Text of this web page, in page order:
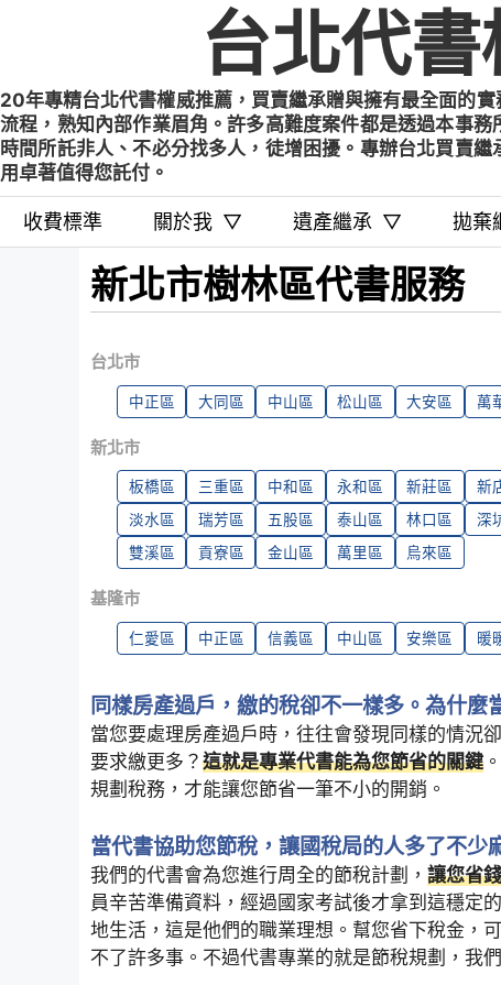
台北代
20年專精台北代書權威推薦，買賣繼承贈與擁有最全面的
流程，熟知內部作業眉角。許多高難度案件都是透過本事
時間所託非人、不必分找多人，徒增困擾。專辦台北買賣
用卓著值得您託付。
收費標準 關於我 ▽ 遺產繼承 ▽ 拋棄
新北市樹林區代書服務
台北市
中正區 大同區 中山區 松山區 大安區 萬
新北市
板橋區 三重區 中和區 永和區 新莊區 新
淡水區
瑞芳區 五股區 泰山區 林口區 深
雙溪區
貢寮區 金山區 萬里區 烏來區
基隆市
仁愛區 中正區 信義區 中山區 安樂區 暖
同樣房產過戶，繳的稅卻不一樣多。為什麼
當您要處理房產過戶時，往往會發現同樣的情況
要求繳更多？ 這就是專業代書能為您節省的關鍵
規劃稅務，才能讓您節省一筆不小的開銷。
當代書協助您節稅，讓國稅局的人多了不少
我們的代書會為您進行周全的節稅計劃， 讓您省
員辛苦準備資料，經過國家考試後才拿到這穩定
地生活，這是他們的職業理想。幫您省下稅金，
不了許多事。不過代書專業的就是節稅規劃，我